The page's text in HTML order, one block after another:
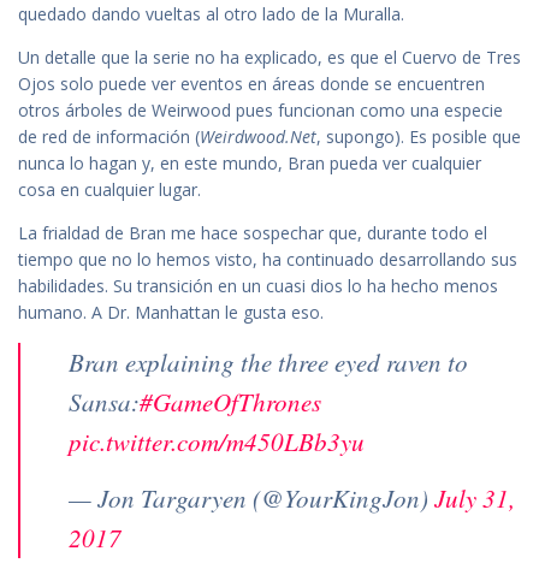
quedado dando vueltas al otro lado de la Muralla.
Un detalle que la serie no ha explicado, es que el Cuervo de Tres
Ojos solo puede ver eventos en áreas donde se encuentren
otros árboles de Weirwood pues funcionan como una especie
de red de información (Weirdwood.Net, supongo). Es posible que
nunca lo hagan y, en este mundo, Bran pueda ver cualquier
cosa en cualquier lugar.
La frialdad de Bran me hace sospechar que, durante todo el
tiempo que no lo hemos visto, ha continuado desarrollando sus
habilidades. Su transición en un cuasi dios lo ha hecho menos
humano. A Dr. Manhattan le gusta eso.
Bran explaining the three eyed raven to
Sansa:#GameOfThrones
pic.twitter.com/m450LBb3yu
— Jon Targaryen (@YourKingJon) July 31,
2017